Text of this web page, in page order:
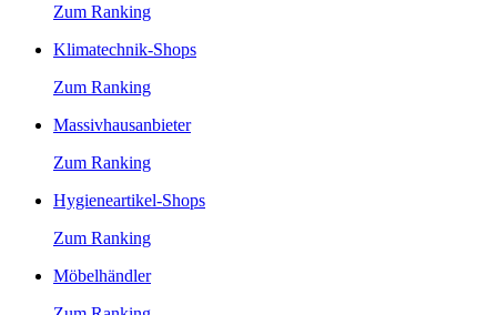
Zum Ranking
Klimatechnik-Shops
Zum Ranking
Massivhausanbieter
Zum Ranking
Hygieneartikel-Shops
Zum Ranking
Möbelhändler